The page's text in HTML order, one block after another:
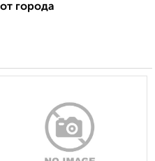
города